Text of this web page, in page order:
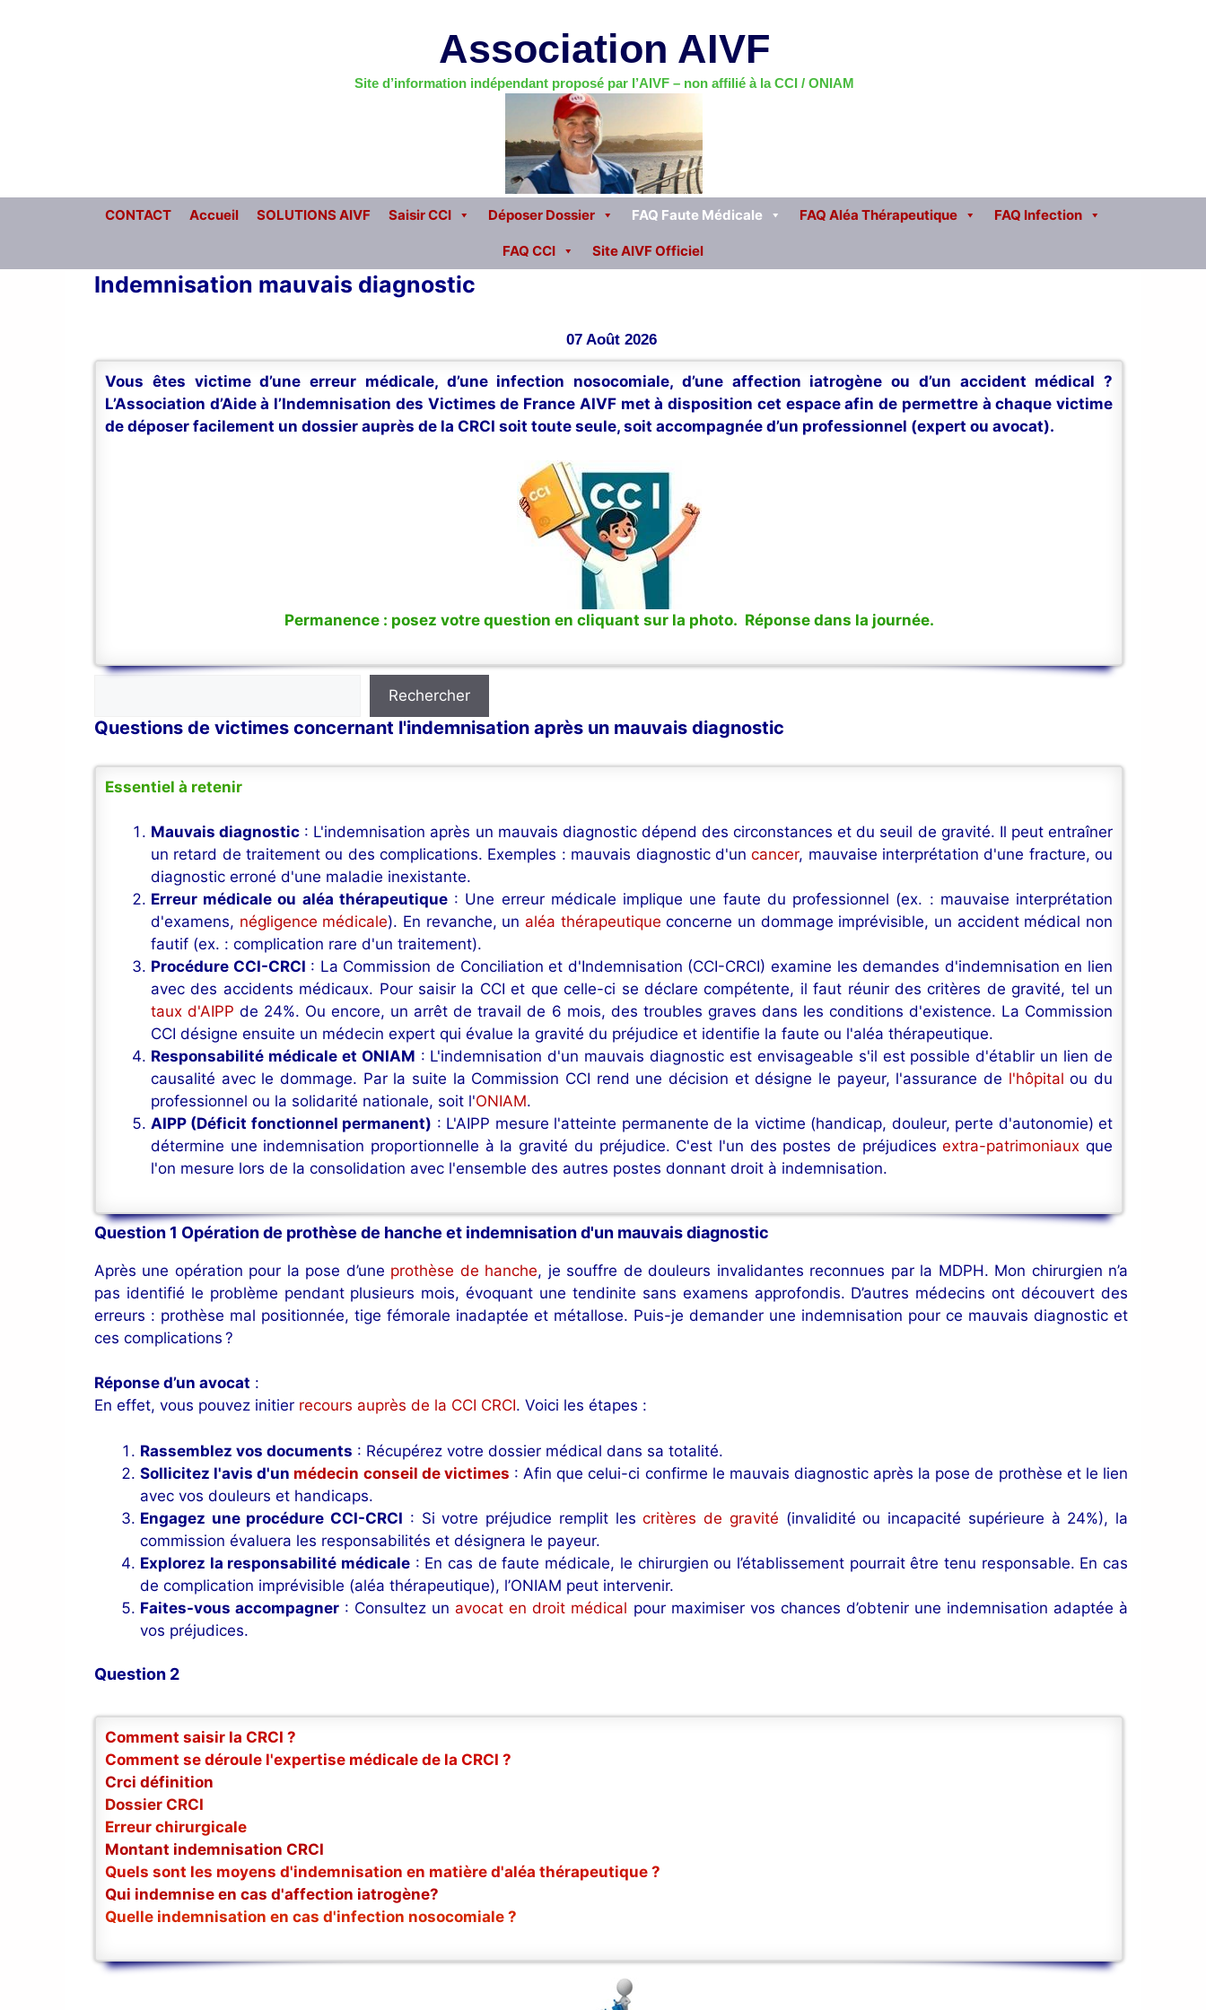
Association AIVF
Site d’information indépendant proposé par l’AIVF – non affilié à la CCI / ONIAM
CONTACT Accueil SOLUTIONS AIVF Saisir CCI Déposer Dossier FAQ Faute Médicale FAQ Aléa Thérapeutique FAQ Infection
FAQ CCI Site AIVF Officiel
Indemnisation mauvais diagnostic
07 Août 2026
Vous êtes victime d’une erreur médicale, d’une infection nosocomiale, d’une affection iatrogène ou d’un accident médical ?
L’Association d’Aide à l’Indemnisation des Victimes de France AIVF met à disposition cet espace afin de permettre à chaque victime
de déposer facilement un dossier auprès de la CRCI soit toute seule, soit accompagnée d’un professionnel (expert ou avocat).
Permanence : posez votre question en cliquant sur la photo. Réponse dans la journée.
Rechercher
Questions de victimes concernant l'indemnisation après un mauvais diagnostic
Essentiel à retenir
Mauvais diagnostic : L'indemnisation après un mauvais diagnostic dépend des circonstances et du seuil de gravité. Il peut entraîner
un retard de traitement ou des complications. Exemples : mauvais diagnostic d'uncancer, mauvaise interprétation d'une fracture, ou
diagnostic erroné d'une maladie inexistante.
Erreur médicale ou aléa thérapeutique: Une erreur médicale implique une faute du professionnel (ex. : mauvaise interprétation
d'examens, négligence médicale). En revanche, un aléa thérapeutique concerne un dommage imprévisible, un accident médical non
fautif (ex. : complication rare d'un traitement).
Procédure CCI-CRCI : La Commission de Conciliation et d'Indemnisation (CCI-CRCI) examine les demandes d'indemnisation en lien
avec des accidents médicaux. Pour saisir la CCI et que celle-ci se déclare compétente, il faut réunir des critères de gravité, tel un
taux d'AIPP de 24%. Ou encore, un arrêt de travail de 6 mois, des troubles graves dans les conditions d'existence. La Commission
CCI désigne ensuite un médecin expert qui évalue la gravité du préjudice et identifie la faute ou l'aléa thérapeutique.
Responsabilité médicale et ONIAM : L'indemnisation d'un mauvais diagnostic est envisageable s'il est possible d'établir un lien de
causalité avec le dommage. Par la suite la Commission CCI rend une décision et désigne le payeur, l'assurance de l'hôpitalou du
professionnel ou la solidarité nationale, soit l'ONIAM.
AIPP (Déficit fonctionnel permanent) : L'AIPP mesure l'atteinte permanente de la victime (handicap, douleur, perte d'autonomie) et
détermine une indemnisation proportionnelle à la gravité du préjudice. C'est l'un des postes de préjudicesextra-patrimoniaux que
l'on mesure lors de la consolidation avec l'ensemble des autres postes donnant droit à indemnisation.
Question 1 Opération de prothèse de hanche et indemnisation d'un mauvais diagnostic
Après une opération pour la pose d’une prothèse de hanche, je souffre de douleurs invalidantes reconnues par la MDPH. Mon chirurgien n’a
pas identifié le problème pendant plusieurs mois, évoquant une tendinite sans examens approfondis. D’autres médecins ont découvert des
erreurs : prothèse mal positionnée, tige fémorale inadaptée et métallose. Puis-je demander une indemnisation pour ce mauvais diagnostic et
ces complications ?
Réponse d’un avocat :
En effet, vous pouvez initier recours auprès de la CCI CRCI. Voici les étapes :
Rassemblez vos documents : Récupérez votre dossier médical dans sa totalité.
Sollicitez l'avis d'un médecin conseil de victimes : Afin que celui-ci confirme le mauvais diagnostic après la pose de prothèse et le lien
avec vos douleurs et handicaps.
Engagez une procédure CCI-CRCI : Si votre préjudice remplit lescritères de gravité (invalidité ou incapacité supérieure à 24%), la
commission évaluera les responsabilités et désignera le payeur.
Explorez la responsabilité médicale : En cas de faute médicale, le chirurgien ou l’établissement pourrait être tenu responsable. En cas
de complication imprévisible (aléa thérapeutique), l’ONIAM peut intervenir.
Faites-vous accompagner : Consultez un avocat en droit médical pour maximiser vos chances d’obtenir une indemnisation adaptée à
vos préjudices.
Question 2
Comment saisir la CRCI ?
Comment se déroule l'expertise médicale de la CRCI ?
Crci définition
Dossier CRCI
Erreur chirurgicale
Montant indemnisation CRCI
Quels sont les moyens d'indemnisation en matière d'aléa thérapeutique ?
Qui indemnise en cas d'affection iatrogène?
Quelle indemnisation en cas d'infection nosocomiale ?